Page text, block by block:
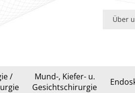
/
Mund-, Kiefer- u.
Gesichtschirurgie
Über